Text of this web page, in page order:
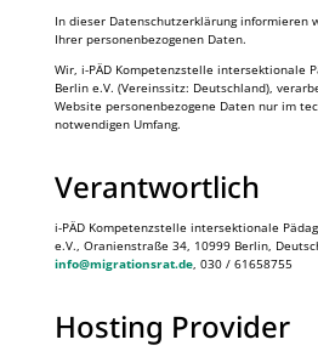
In dieser Datenschutzerklärung informieren
Ihrer personenbezogenen Daten.
Wir, i-PÄD Kompetenzstelle intersektionale
Berlin e.V. (Vereinssitz: Deutschland),
Website personenbezogene Daten nur im
notwendigen Umfang.
Verantwortlich
i-PÄD Kompetenzstelle intersektionale
e.V., Oranienstraße 34, 10999 Berlin,
info@migrationsrat.de, 030 / 61658755
Hosting Provider